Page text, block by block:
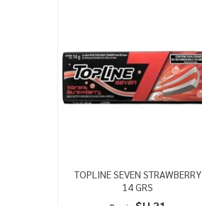
TOPLINE SEVEN STRAWBERRY
14 GRS